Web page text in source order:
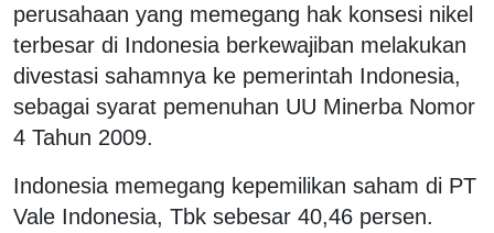
perusahaan yang memegang hak konsesi nikel
terbesar di Indonesia berkewajiban melakukan
divestasi sahamnya ke pemerintah Indonesia,
sebagai syarat pemenuhan UU Minerba Nomor
4 Tahun 2009.
Indonesia memegang kepemilikan saham di PT
Vale Indonesia, Tbk sebesar 40,46 persen.